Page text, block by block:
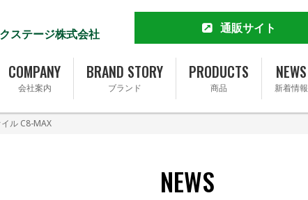
ステージ株式会社 通販サイト
公式通販サイト
楽天市場店
Yahoo!ショッピング店
Amazon
COMPANY
会社案内
BRAND STORY
ブランド
PRODUCTS
商品
NEWS
新着情報
ル C8-MAX
NEWS